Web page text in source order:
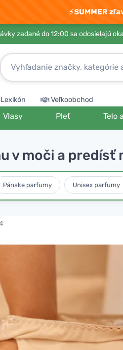
⚡SUMMER
zadané do 12:00 sa odosielajú
Lexikón Veľkoobchod
Vlasy Pleť Telo
v moči a predísť
Pánske parfumy Unisex parfumy